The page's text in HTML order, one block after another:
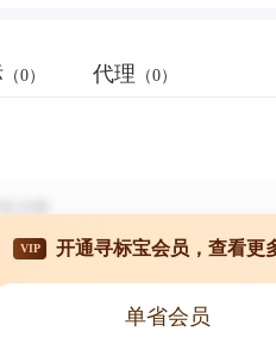
（0） 代理 （0）
VIP 开通寻标宝会员，查看更
单省会员